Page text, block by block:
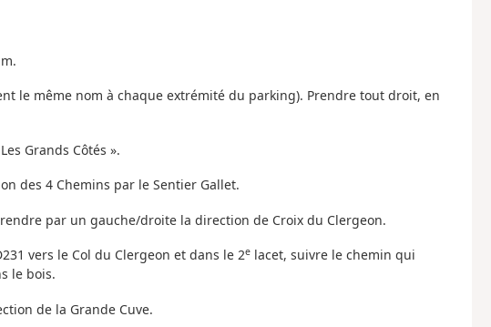
le même nom à chaque extrémité du parking). Prendre tout droit, en
Grands Côtés ».
des 4 Chemins par le Sentier Gallet.
par un gauche/droite la direction de Croix du Clergeon.
vers le Col du Clergeon et dans le 2elacet, suivre le chemin qui
le bois.
de la Grande Cuve.